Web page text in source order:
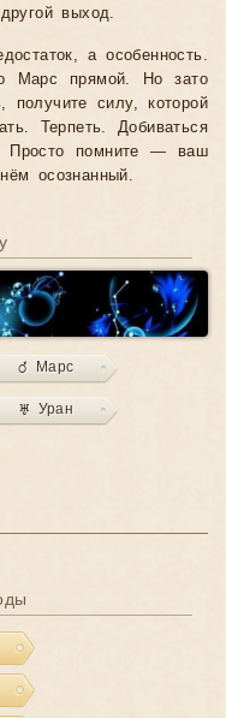
выход.
а особенность.
Марс прямой. Но зато
получите силу, которой
Терпеть. Добиваться
Просто помните — ваш
осознанный.
♂ Марс
♅ Уран